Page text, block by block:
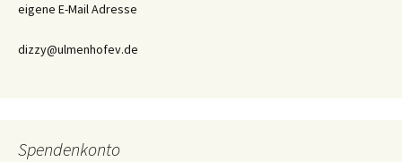
eigene E-Mail Adresse
dizzy@ulmenhofev.de
Spendenkonto